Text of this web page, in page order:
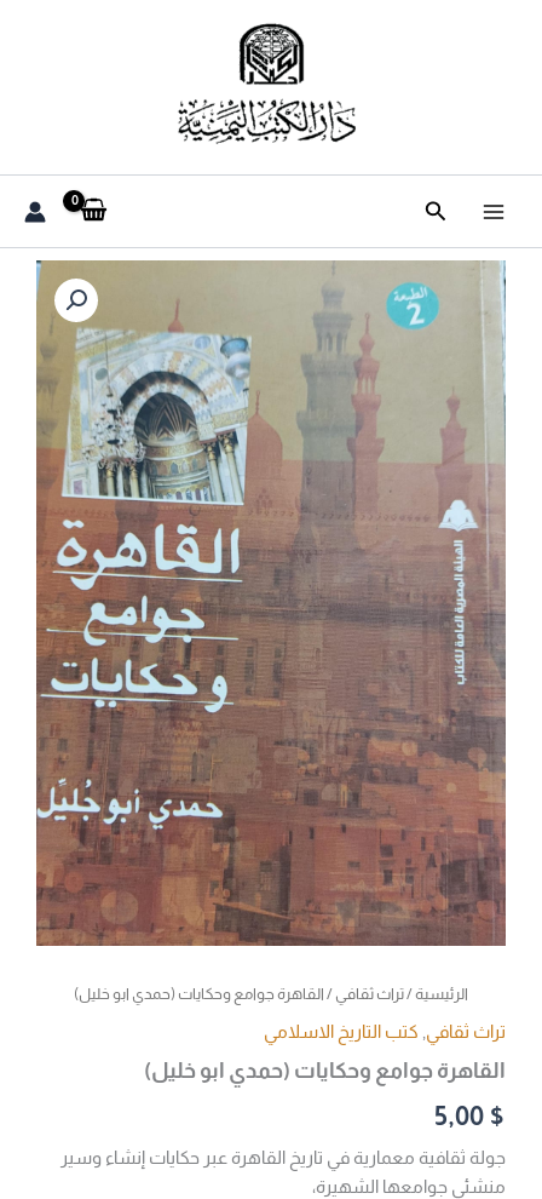
البحث
الرئيسية/تراث ثقافي / القاهرة جوامع وحكايات (حمدي ابو خليل)
تراث ثقافي كتب التاريخ الاسلامي
القاهرة جوامع وحكايات (حمدي ابو خليل)
5,00 $
جولة ثقافية معمارية في تاريخ القاهرة عبر حكايات إنشاء وسير
منشئي جوامعها الشهيرة،
كمية
القاهرة
جوامع
وحكايات
(حمدي
ابو